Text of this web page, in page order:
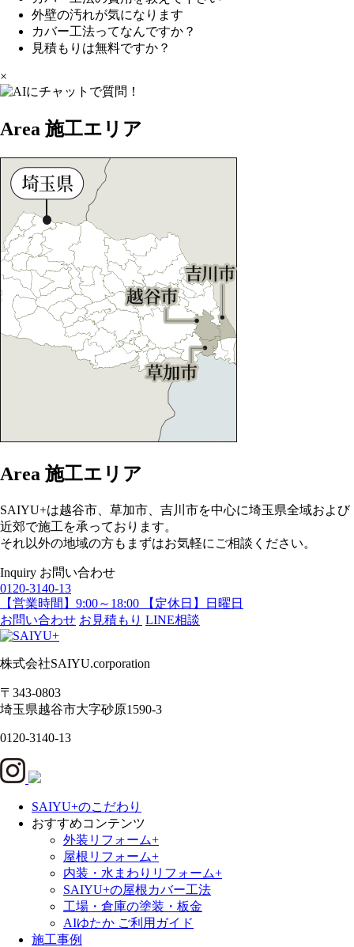
外壁の汚れが気になります
カバー工法ってなんですか？
見積もりは無料ですか？
×
Area 施工エリア
Area 施工エリア
SAIYU+は越谷市、草加市、吉川市を中心に埼玉県全域および
近郊で施工を承っております。
それ以外の地域の方もまずはお気軽にご相談ください。
Inquiry お問い合わせ
0120-3140-13
【営業時間】9:00～18:00 【定休日】日曜日
お問い合わせ お見積もり LINE相談
株式会社SAIYU.corporation
〒343-0803
埼玉県越谷市大字砂原1590-3
0120-3140-13
SAIYU+のこだわり
おすすめコンテンツ
外装リフォーム+
屋根リフォーム+
内装・水まわりリフォーム+
SAIYU+の屋根カバー工法
工場・倉庫の塗装・板金
AIゆたか ご利用ガイド
施工事例